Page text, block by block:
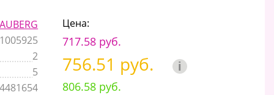
1005925
2
5
Цена:
717.58 руб.
756.51 руб. i
806.58 руб.